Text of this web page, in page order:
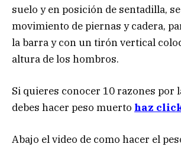
suelo y en posición de sentadilla,
movimiento de piernas y cadera,
la barra y con un tirón vertical
altura de los hombros.
Si quieres conocer 10 razones por
debes hacer peso muerto haz
Abajo el video de como hacer el